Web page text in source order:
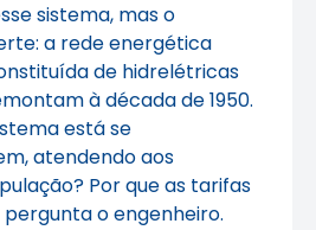
sistema, mas o
a rede energética
de hidrelétricas
à década de 1950.
está se
atendendo aos
Por que as tarifas
pergunta o engenheiro.